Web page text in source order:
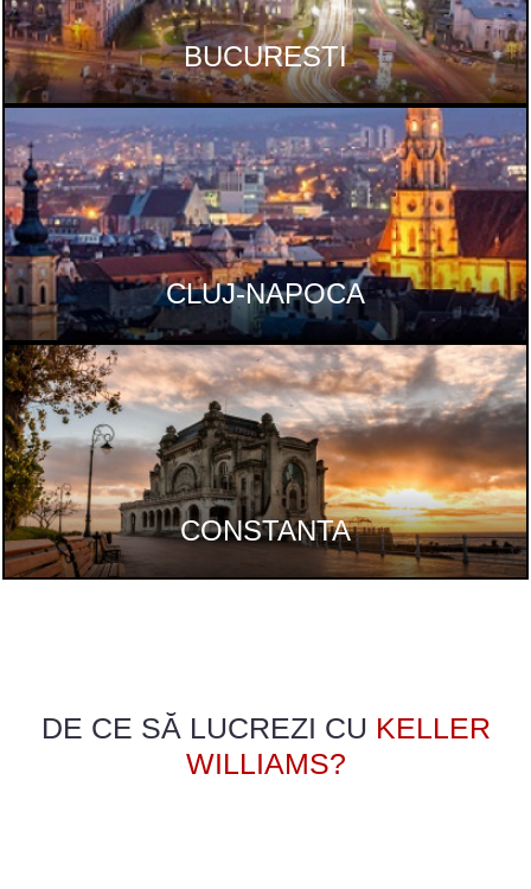
BUCURESTI
CLUJ-NAPOCA
CONSTANTA
DE CE SĂ LUCREZI CU KELLER
WILLIAMS?